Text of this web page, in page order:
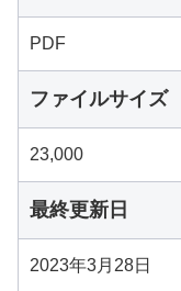
PDF
ファイルサイズ
23,000
最終更新日
2023年3月28日